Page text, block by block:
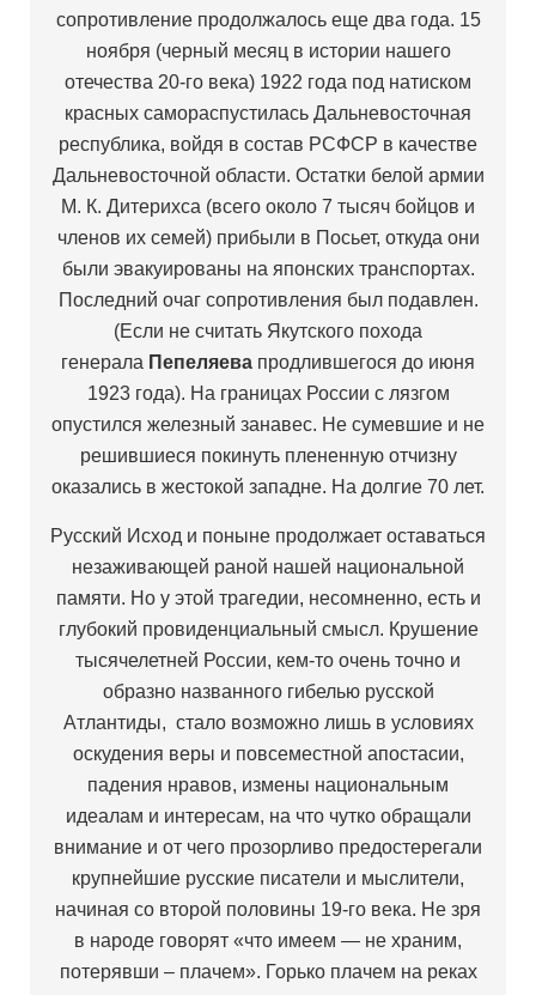
сопротивление продолжалось еще два года. 15
ноября (черный месяц в истории нашего
отечества 20-го века) 1922 года под натиском
красных самораспустилась Дальневосточная
республика, войдя в состав РСФСР в качестве
Дальневосточной области. Остатки белой армии
М. К. Дитерихса (всего около 7 тысяч бойцов и
членов их семей) прибыли в Посьет, откуда они
были эвакуированы на японских транспортах.
Последний очаг сопротивления был подавлен.
(Если не считать Якутского похода
генерала Пепеляева продлившегося до июня
1923 года). На границах России с лязгом
опустился железный занавес. Не сумевшие и не
решившиеся покинуть плененную отчизну
оказались в жестокой западне. На долгие 70 лет.
Русский Исход и поныне продолжает оставаться
незаживающей раной нашей национальной
памяти. Но у этой трагедии, несомненно, есть и
глубокий провиденциальный смысл. Крушение
тысячелетней России, кем-то очень точно и
образно названного гибелью русской
Атлантиды, стало возможно лишь в условиях
оскудения веры и повсеместной апостасии,
падения нравов, измены национальным
идеалам и интересам, на что чутко обращали
внимание и от чего прозорливо предостерегали
крупнейшие русские писатели и мыслители,
начиная со второй половины 19-го века. Не зря
в народе говорят «что имеем — не храним,
потерявши – плачем». Горько плачем на реках